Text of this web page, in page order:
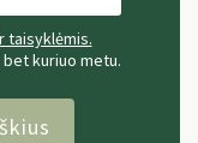
taisyklėmis.
kuriuo metu.